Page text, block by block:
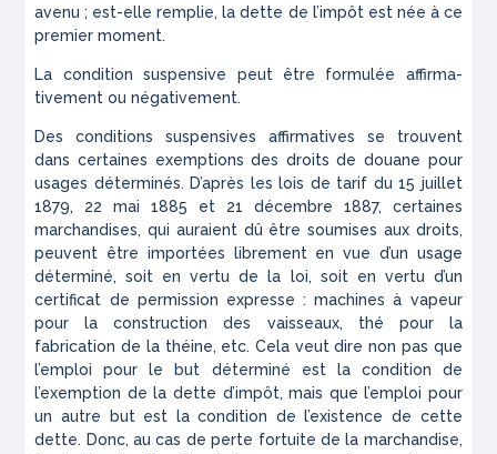
avenu ; est-elle remplie, la dette de l’impôt est née à ce
premier moment.
La condition suspensive peut être formulée affirma­
tivement ou négativement.
Des conditions suspensives affirmatives se trouvent
dans certaines exemptions des droits de douane pour
usages déterminés. D’après les lois de tarif du 15 juil­let
1879, 22 mai 1885 et 21 décembre 1887, certaines
marchandises, qui auraient dû être soumises aux droits,
peuvent être importées librement en vue d’un usage
déterminé, soit en vertu de la loi, soit en vertu d’un
certificat de permission expresse : machines à vapeur
pour la construction des vaisseaux, thé pour la
fabrication de la théine, etc. Cela veut dire non pas que
l’emploi pour le but déterminé est la condition de
l’exemption de la dette d’impôt, mais que l’em­ploi pour
un autre but est la condition de l’existence de cette
dette. Donc, au cas de perte fortuite de la marchandise,